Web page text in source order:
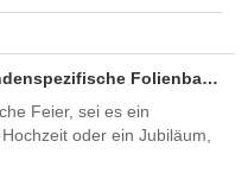
Warum sind kundenspezifische Folienballons die perfekte Lösung für persönliche Feiern?
Feier, sei es ein
oder ein Jubiläum,